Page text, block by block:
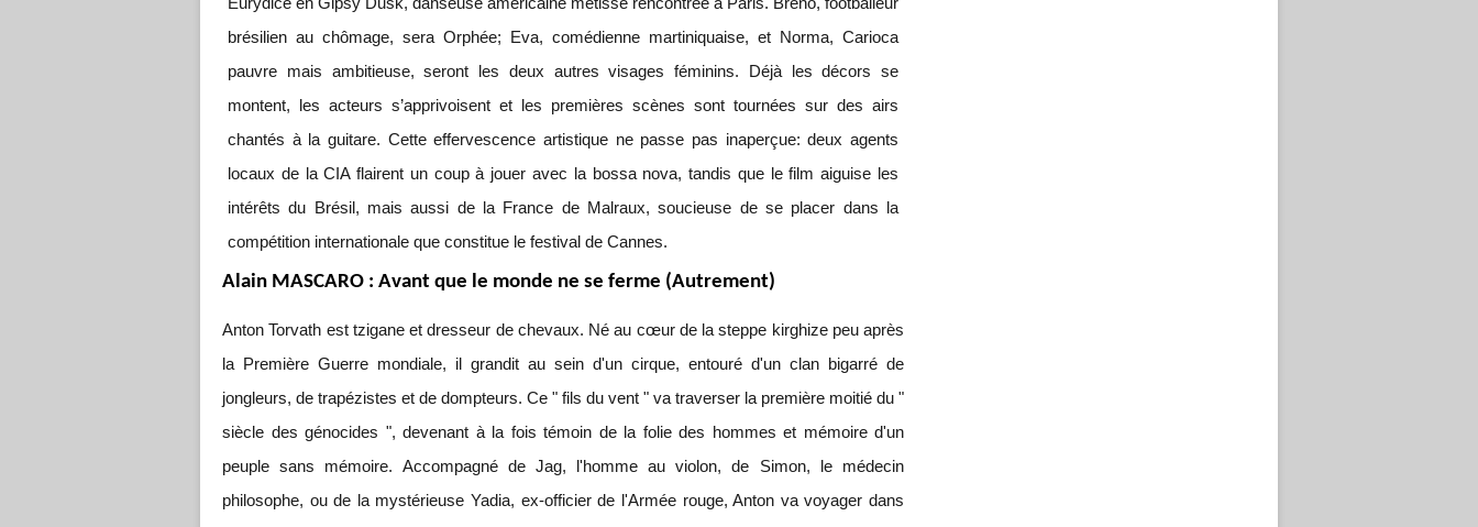
brésilien au chômage, sera Orphée; Eva, comédienne martiniquaise, et Norma, Carioca
pauvre mais ambitieuse, seront les deux autres visages féminins. Déjà les décors se
montent, les acteurs s’apprivoisent et les premières scènes sont tournées sur des airs
chantés à la guitare. Cette effervescence artistique ne passe pas inaperçue: deux agents
locaux de la CIA flairent un coup à jouer avec la bossa nova, tandis que le film aiguise les
intérêts du Brésil, mais aussi de la France de Malraux, soucieuse de se placer dans la
compétition internationale que constitue le festival de Cannes.
Alain MASCARO : Avant que le monde ne se ferme (Autrement)
Anton Torvath est tzigane et dresseur de chevaux. Né au cœur de la steppe kirghize peu après
la Première Guerre mondiale, il grandit au sein d'un cirque, entouré d'un clan bigarré de
jongleurs, de trapézistes et de dompteurs. Ce " fils du vent " va traverser la première moitié du "
siècle des génocides ", devenant à la fois témoin de la folie des hommes et mémoire d'un
peuple sans mémoire. Accompagné de Jag, l'homme au violon, de Simon, le médecin
philosophe, ou de la mystérieuse Yadia, ex-officier de l'Armée rouge, Anton va voyager dans